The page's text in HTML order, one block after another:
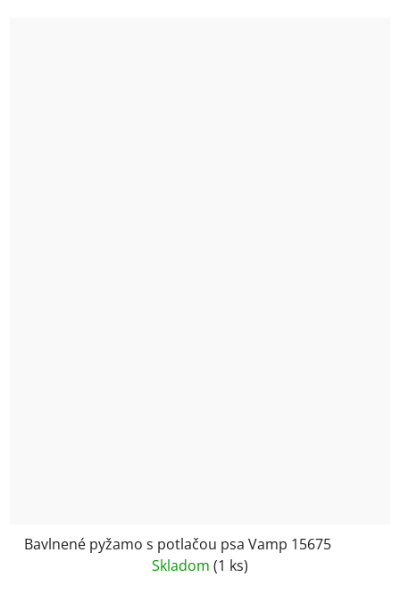
Bavlnené pyžamo s potlačou psa Vamp 15675
Skladom (1 ks)